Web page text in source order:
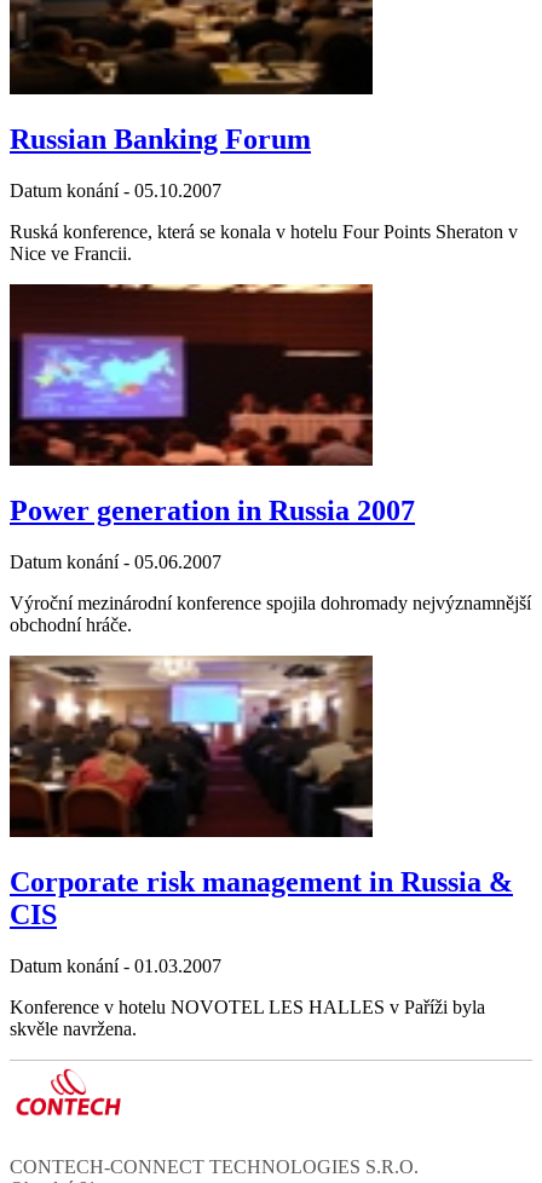
Russian Banking Forum
Datum konání - 05.10.2007
Ruská konference, která se konala v hotelu Four Points Sheraton v
Nice ve Francii.
Power generation in Russia 2007
Datum konání - 05.06.2007
Výroční mezinárodní konference spojila dohromady nejvýznamnější
obchodní hráče.
Corporate risk management in Russia &
CIS
Datum konání - 01.03.2007
Konference v hotelu NOVOTEL LES HALLES v Paříži byla
skvěle navržena.
CONTECH-CONNECT TECHNOLOGIES S.R.O.